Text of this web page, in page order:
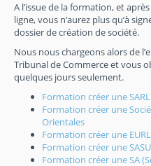
A l’issue de la formation, et
ligne, vous n’aurez plus qu’à
dossier de création de société.
Nous nous chargeons alors de
Tribunal de Commerce et vous
quelques jours seulement.
Formation créer une
Formation créer une
Orientales
Formation créer une
Formation créer une
Formation créer une SA